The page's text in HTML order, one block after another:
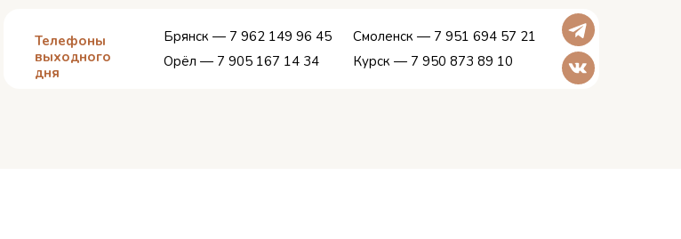
Брянск — 7 962 149 96 45
Орёл — 7 905 167 14 34
Смоленск — 7 951 694 57 21
Курск — 7 950 873 89 10
Телефоны
выходного
дня